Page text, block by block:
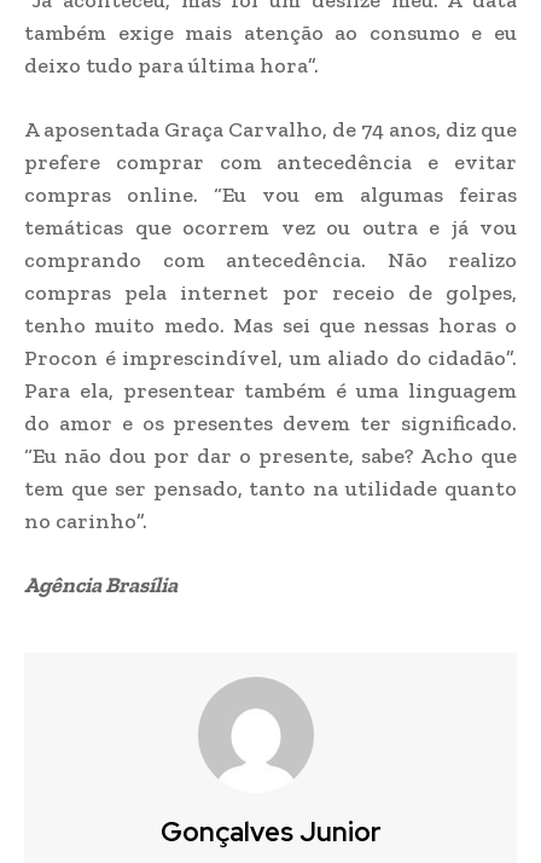
também exige mais atenção ao consumo e eu
deixo tudo para última hora”.
A aposentada Graça Carvalho, de 74 anos, diz que
prefere comprar com antecedência e evitar
compras online. “Eu vou em algumas feiras
temáticas que ocorrem vez ou outra e já vou
comprando com antecedência. Não realizo
compras pela internet por receio de golpes,
tenho muito medo. Mas sei que nessas horas o
Procon é imprescindível, um aliado do cidadão”.
Para ela, presentear também é uma linguagem
do amor e os presentes devem ter significado.
“Eu não dou por dar o presente, sabe? Acho que
tem que ser pensado, tanto na utilidade quanto
no carinho”.
Agência Brasília
Gonçalves Junior